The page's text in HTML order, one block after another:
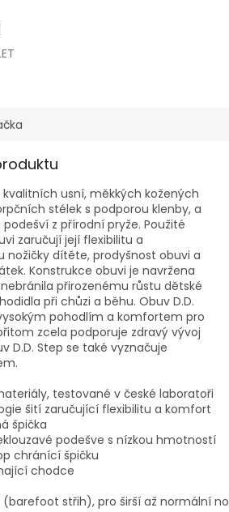
usní, měkkých kožených
stélek s podporou klenby, a
z přírodní pryže. Použité
zaručují její flexibilitu a
nožičky dítěte, prodyšnost obuvi a
Konstrukce obuvi je navržena
přirozenému růstu dětské
při chůzi a běhu. Obuv D.D.
pohodlím a komfortem pro
zcela podporuje zdravý vývoj
D.D. Step se také vyznačuje
testované v české laboratoři
šití zaručující flexibilitu a komfort
špička
podešve s nízkou hmotností
chránící špičku
chodce
(barefoot střih), pro širší až normální